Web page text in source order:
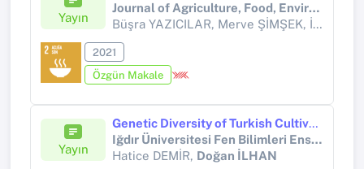
Yayın
Journal of Agriculture, Food, Environment and Animal Sciences
Büşra YAZICILAR, Merve ŞİMŞEK, İsmail BEZİRĞANOĞLU,
2021
Özgün Makale
Yayın
Genetic Diversity of Turkish Cultivated Emmer (Triticum dicoccum Schrank) Revealed by Microsatellite Markers
Iğdır Üniversitesi Fen Bilimleri Enstitüsü Dergisi
Hatice DEMİR, Doğan İLHAN